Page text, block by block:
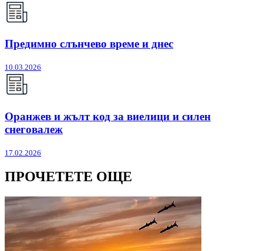
Предимно слънчево време и днес
10.03.2026
Оранжев и жълт код за виелици и силен
снеговалеж
17.02.2026
ПРОЧЕТЕТЕ ОЩЕ